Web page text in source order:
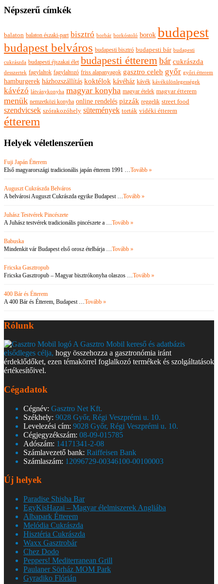
Népszerű címkék
balaton balaton északi-part bisztró borbár borkóstoló borok budapest
budapest belváros budapesti bisztró budapesti bár budapesti
cukrászda budapesti éjszakai élet budapesti étterembár cukrászda
desszertek fagylaltok fagylaltozó friss alapanyagok gasztro celeb győr győri étterem
hamburgerek házhozszállítás koktélok kávéház kávék kávékülönlegességek
kávézó látványkonyha magyar konyha magyar ételek magyar étterem
menük nemzetközi konyha online rendelés pizzák reggelik street food
szendvicsek szórakozóhely sütemények torták vidéki étterem
étterem
Helyek véletlenszerűen
Fuji Japán Étterem
Első magyarországi tradicionális japán étterem 1991 …Tovább »
Auguszt Cukrászda Belváros
A belvárosi Auguszt Cukrászda egyike Budapest …Tovább »
Juhász Testvérek Pincészete
A Juhász testvérek tradicionális pincészete a …Tovább »
Babuska
Mindenkit vár Budapest első orosz ételbárja …Tovább »
Fricska Gasztropub
Fricska Gasztropub – Magyar bisztrókonyha olaszos …Tovább »
400 Bár és Étterem
A 400 Bár és Étterem, Budapest …Tovább »
Rólunk
A Gasztro Mobil kereső és adatbázis
elsődleges célja, hogy összehozza a gasztronómia iránt
érdeklődőket, ezen témakörrel foglalkozó termékek és szolgáltatások
értékesítőivel.
Cégadatok
Cégnév: Gasztro Net Kft.
Székhely: 9028 Győr, Régi Veszprémi u. 10.
Levelezési cím: 9028 Győr, Régi Veszprémi u. 10.
Cégjegyzékszám: 08-09-015785
Adószám: 14171341-2-08
Számlavezető bank: Raiffeisen Bank
Számlaszám: 12096729-00346100-00100003
Új helyek
Paradise Shisha Bar
EgyKisHazai – Magyar élelmiszerek Angliába
Albapark Étterem
Melódia Cukrászda
Hisztéria Cukrászda
Waxx Gasztrobár
Chez Dodo
Peppers! Mediterranean Grill
Paulaner Sörház MOM Park
Gyradiko Flórián